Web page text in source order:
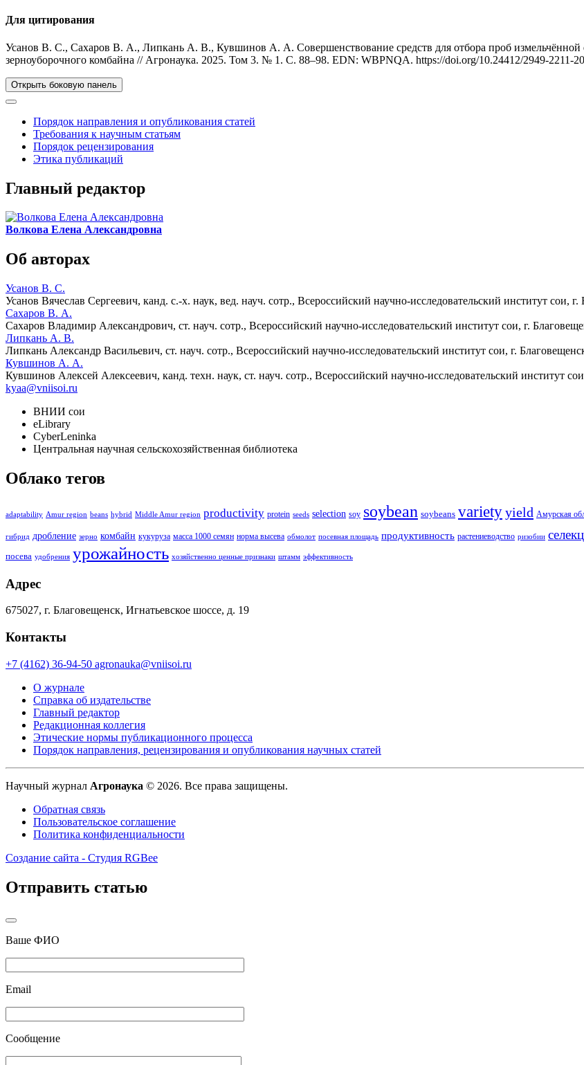
Для цитирования
Усанов В. С., Сахаров В. А., Липкань А. В., Кувшинов А. А. Совершенствование средств для отбора проб измельчённой
зерноуборочного комбайна // Агронаука. 2025. Том 3. № 1. С. 88–98. EDN: WBPNQA. https://doi.org/10.24412/2949-2211-
Открыть боковую панель
Порядок направления и опубликования статей
Требования к научным статьям
Порядок рецензирования
Этика публикаций
Главный редактор
Волкова Елена Александровна
Об авторах
Усанов В. С.
Усанов Вячеслав Сергеевич, канд. с.-х. наук, вед. науч. сотр., Всероссийский научно-исследовательский институт сои,
Сахаров В. А.
Сахаров Владимир Александрович, ст. науч. сотр., Всероссийский научно-исследовательский институт сои, г.
Липкань А. В.
Липкань Александр Васильевич, ст. науч. сотр., Всероссийский научно-исследовательский институт сои, г.
Кувшинов А. А.
Кувшинов Алексей Алексеевич, канд. техн. наук, ст. науч. сотр., Всероссийский научно-исследовательский институт
kyaa@vniisoi.ru
ВНИИ сои
eLibrary
CyberLeninka
Центральная научная сельскохозяйственная библиотека
Облако тегов
adaptability Amur region beans hybrid Middle Amur region productivity protein seeds selection soy soybean soybeans varietyyield Амурская
гибрид дробление зерно комбайн кукуруза масса 1000 семян норма высева обмолот посевная площадь продуктивность растениеводство ризобии
посева удобрения урожайность хозяйственно ценные признаки штамм эффективность
Адрес
675027, г. Благовещенск, Игнатьевское шоссе, д. 19
Контакты
+7 (4162) 36-94-50 agronauka@vniisoi.ru
О журнале
Справка об издательстве
Главный редактор
Редакционная коллегия
Этические нормы публикационного процесса
Порядок направления, рецензирования и опубликования научных статей
Научный журнал Агронаука © 2026. Все права защищены.
Обратная связь
Пользовательское соглашение
Политика конфиденциальности
Создание сайта - Студия RGBee
Отправить статью
Ваше ФИО
Email
Сообщение